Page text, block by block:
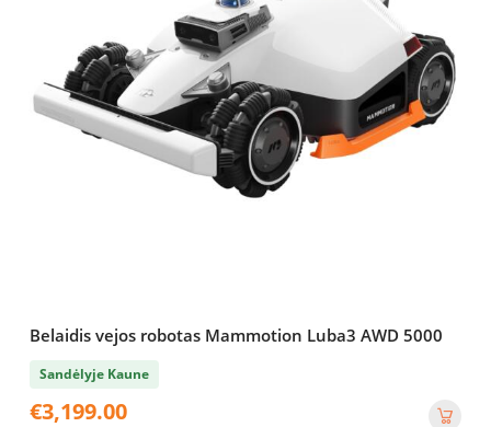
Belaidis vejos robotas Mammotion Luba3 AWD 5000
Sandėlyje Kaune
€3,199.00